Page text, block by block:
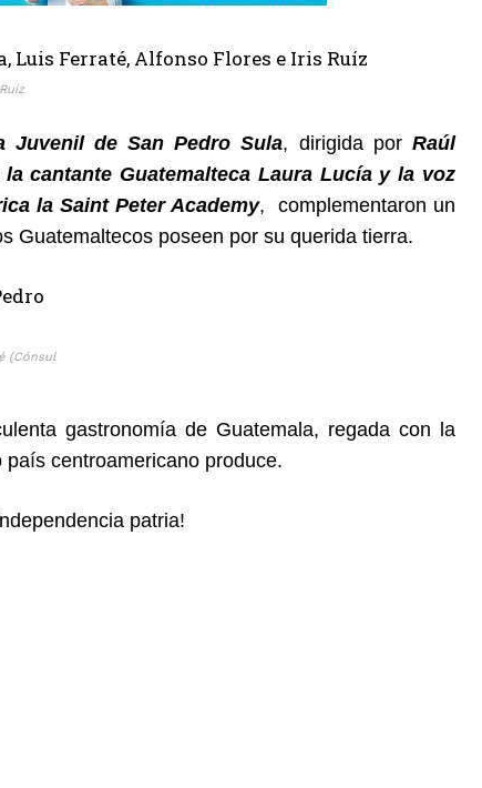
Juvenil de San Pedro Sula, dirigida porRaúl
la cantante Guatemalteca Laura Lucía y la voz
la Saint Peter Academy, complementaron un
Guatemaltecos poseen por su querida tierra.
(Cónsul
gastronomía de Guatemala, regada con la
centroamericano produce.
patria!